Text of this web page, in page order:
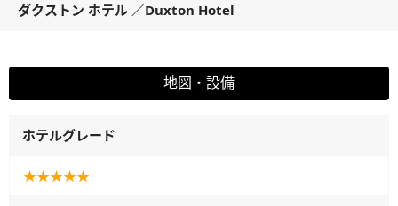
ダクストン ホテル ／Duxton Hotel
地図・設備
ホテルグレード
★★★★★